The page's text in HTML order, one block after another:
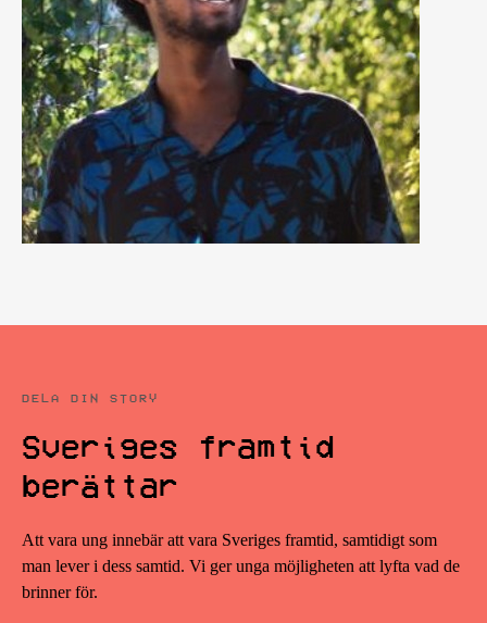
DELA DIN STORY
Sveriges framtid
berättar
Att vara ung innebär att vara Sveriges framtid, samtidigt som
man lever i dess samtid. Vi ger unga möjligheten att lyfta vad de
brinner för.